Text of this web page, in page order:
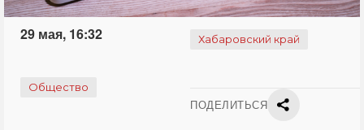
29 мая, 16:32 Хабаровский край
Общество
ПОДЕЛИТЬСЯ